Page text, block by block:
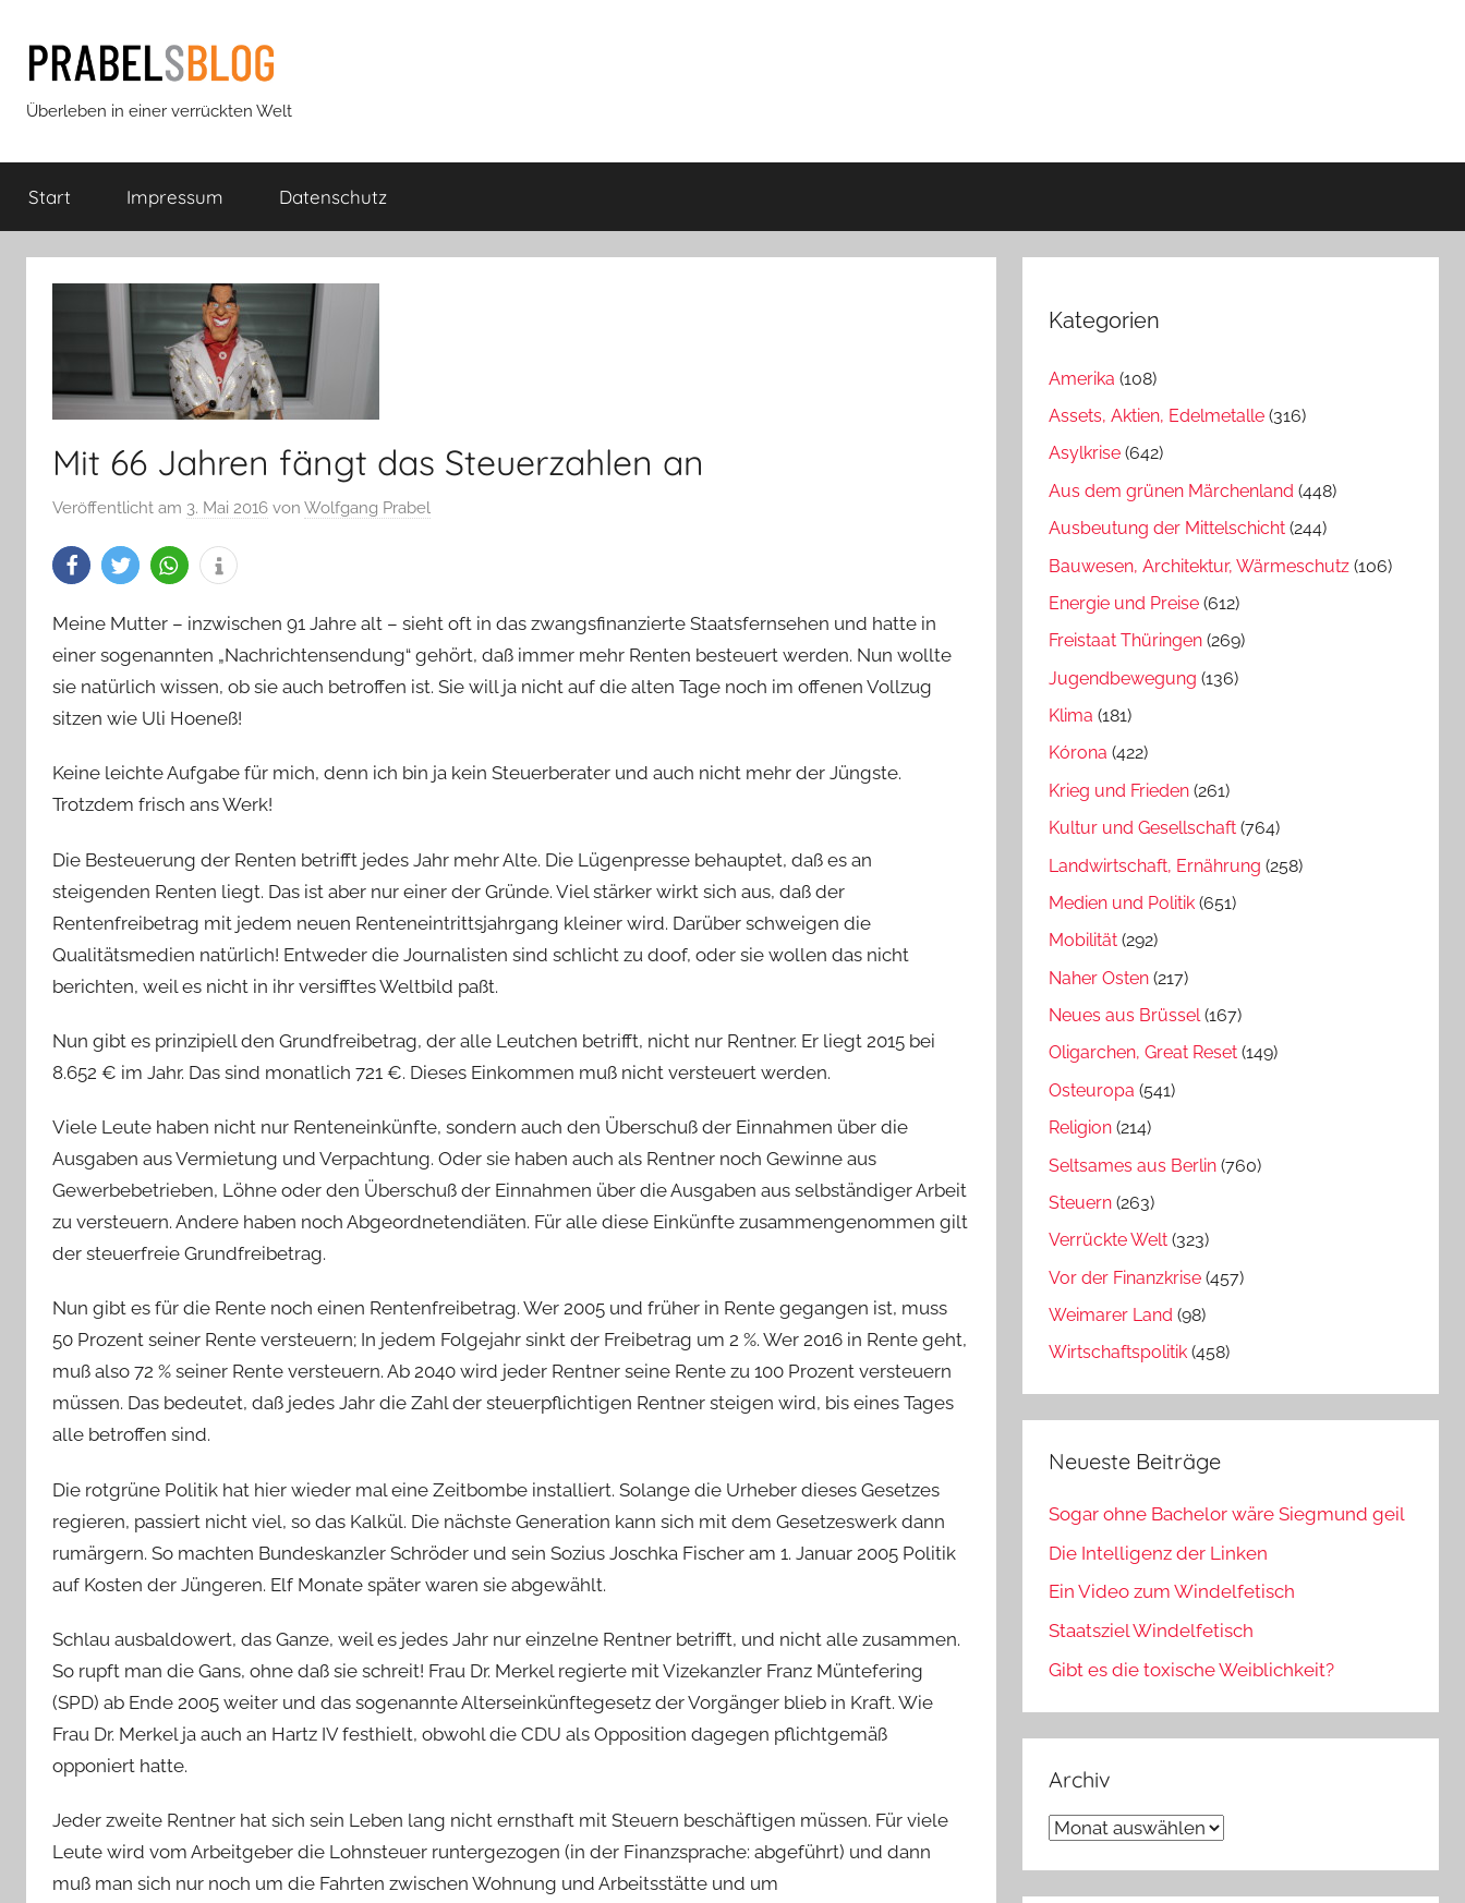
Inhalt
springen
Prabels
Blog
Überleben in einer verrückten Welt
Start Impressum Datenschutz
Mit 66 Jahren fängt das Steuerzahlen an
Veröffentlicht am 3. Mai 2016 von Wolfgang Prabel
Meine Mutter – inzwischen 91 Jahre alt – sieht oft in das zwangsfinanzierte Staatsfernsehen und hatte in
einer sogenannten „Nachrichtensendung“ gehört, daß immer mehr Renten besteuert werden. Nun wollte
sie natürlich wissen, ob sie auch betroffen ist. Sie will ja nicht auf die alten Tage noch im offenen Vollzug
sitzen wie Uli Hoeneß!
Keine leichte Aufgabe für mich, denn ich bin ja kein Steuerberater und auch nicht mehr der Jüngste.
Trotzdem frisch ans Werk!
Die Besteuerung der Renten betrifft jedes Jahr mehr Alte. Die Lügenpresse behauptet, daß es an
steigenden Renten liegt. Das ist aber nur einer der Gründe. Viel stärker wirkt sich aus, daß der
Rentenfreibetrag mit jedem neuen Renteneintrittsjahrgang kleiner wird. Darüber schweigen die
Qualitätsmedien natürlich! Entweder die Journalisten sind schlicht zu doof, oder sie wollen das nicht
berichten, weil es nicht in ihr versifftes Weltbild paßt.
Nun gibt es prinzipiell den Grundfreibetrag, der alle Leutchen betrifft, nicht nur Rentner. Er liegt 2015 bei
8.652 € im Jahr. Das sind monatlich 721 €. Dieses Einkommen muß nicht versteuert werden.
Viele Leute haben nicht nur Renteneinkünfte, sondern auch den Überschuß der Einnahmen über die
Ausgaben aus Vermietung und Verpachtung. Oder sie haben auch als Rentner noch Gewinne aus
Gewerbebetrieben, Löhne oder den Überschuß der Einnahmen über die Ausgaben aus selbständiger Arbeit
zu versteuern. Andere haben noch Abgeordnetendiäten. Für alle diese Einkünfte zusammengenommen gilt
der steuerfreie Grundfreibetrag.
Nun gibt es für die Rente noch einen Rentenfreibetrag. Wer 2005 und früher in Rente gegangen ist, muss
50 Prozent seiner Rente versteuern; In jedem Folgejahr sinkt der Freibetrag um 2 %. Wer 2016 in Rente geht,
muß also 72 % seiner Rente versteuern. Ab 2040 wird jeder Rentner seine Rente zu 100 Prozent versteuern
müssen. Das bedeutet, daß jedes Jahr die Zahl der steuerpflichtigen Rentner steigen wird, bis eines Tages
alle betroffen sind.
Die rotgrüne Politik hat hier wieder mal eine Zeitbombe installiert. Solange die Urheber dieses Gesetzes
regieren, passiert nicht viel, so das Kalkül. Die nächste Generation kann sich mit dem Gesetzeswerk dann
rumärgern. So machten Bundeskanzler Schröder und sein Sozius Joschka Fischer am 1. Januar 2005 Politik
auf Kosten der Jüngeren. Elf Monate später waren sie abgewählt.
Schlau ausbaldowert, das Ganze, weil es jedes Jahr nur einzelne Rentner betrifft, und nicht alle zusammen.
So rupft man die Gans, ohne daß sie schreit! Frau Dr. Merkel regierte mit Vizekanzler Franz Müntefering
(SPD) ab Ende 2005 weiter und das sogenannte Alterseinkünftegesetz der Vorgänger blieb in Kraft. Wie
Frau Dr. Merkel ja auch an Hartz IV festhielt, obwohl die CDU als Opposition dagegen pflichtgemäß
opponiert hatte.
Jeder zweite Rentner hat sich sein Leben lang nicht ernsthaft mit Steuern beschäftigen müssen. Für viele
Leute wird vom Arbeitgeber die Lohnsteuer runtergezogen (in der Finanzsprache: abgeführt) und dann
muß man sich nur noch um die Fahrten zwischen Wohnung und Arbeitsstätte und um
Kategorien
Amerika (108)
Assets, Aktien, Edelmetalle (316)
Asylkrise (642)
Aus dem grünen Märchenland (448)
Ausbeutung der Mittelschicht (244)
Bauwesen, Architektur, Wärmeschutz (106)
Energie und Preise (612)
Freistaat Thüringen (269)
Jugendbewegung (136)
Klima (181)
Kórona (422)
Krieg und Frieden (261)
Kultur und Gesellschaft (764)
Landwirtschaft, Ernährung (258)
Medien und Politik (651)
Mobilität (292)
Naher Osten (217)
Neues aus Brüssel(167)
Oligarchen, Great Reset (149)
Osteuropa (541)
Religion (214)
Seltsames aus Berlin (760)
Steuern (263)
Verrückte Welt (323)
Vor der Finanzkrise (457)
Weimarer Land (98)
Wirtschaftspolitik (458)
Neueste Beiträge
Sogar ohne Bachelor wäre Siegmund geil
Die Intelligenz der Linken
Ein Video zum Windelfetisch
Staatsziel Windelfetisch
Gibt es die toxische Weiblichkeit?
Archiv
Archiv